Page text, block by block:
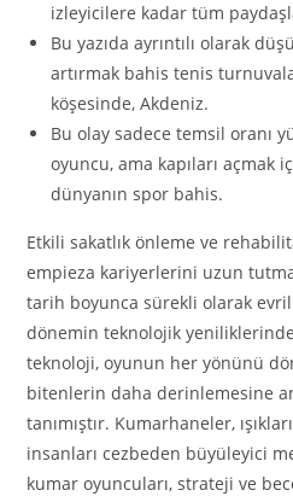
izleyicilere kadar tüm
Bu yazıda ayrıntılı olarak
artırmak bahis tenis
köşesinde, Akdeniz.
Bu olay sadece temsil oranı
oyuncu, ama kapıları açmak
dünyanın spor bahis.
Etkili sakatlık önleme ve
empieza kariyerlerini uzun
tarih boyunca sürekli olarak
dönemin teknolojik
teknoloji, oyunun her yönünü
bitenlerin daha derinlemesine
tanımıştır. Kumarhaneler,
insanları cezbeden büyüleyici
kumar oyuncuları, strateji ve